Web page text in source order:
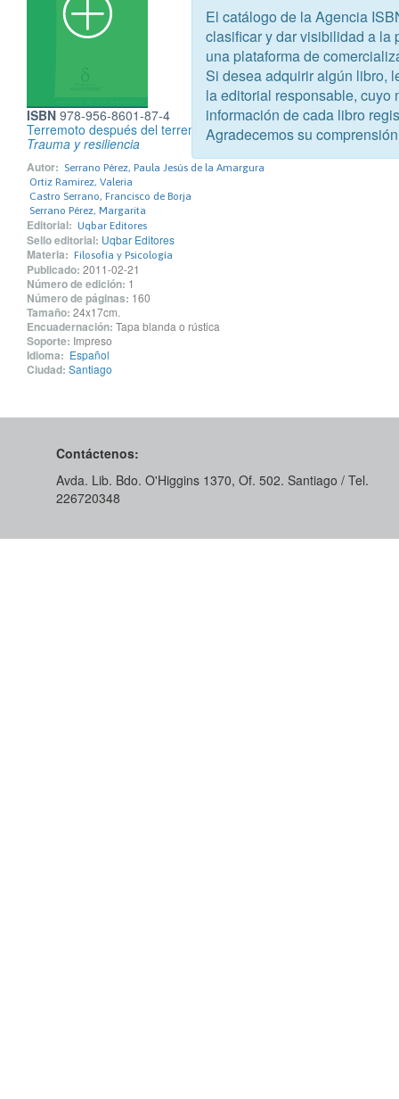
ISBN 978-956-8601-87-4
Terremoto después del terremoto
Trauma y resiliencia
Autor: Serrano Pérez, Paula Jesús de la Amargura
Ortiz Ramirez, Valeria
Castro Serrano, Francisco de Borja
Serrano Pérez, Margarita
Editorial: Uqbar Editores
Sello editorial: Uqbar Editores
Materia: Filosofía y Psicología
Publicado: 2011-02-21
Número de edición: 1
Número de páginas: 160
Tamaño: 24x17cm.
Encuadernación: Tapa blanda o rústica
Soporte: Impreso
Idioma: Español
Ciudad: Santiago
Contáctenos:
Avda. Lib. Bdo. O'Higgins 1370, Of. 502. Santiago / Tel.
226720348
El catálogo de la Agencia
clasificar y dar visibilidad a la
una plataforma de
Si desea adquirir algún libro,
la editorial responsable, cuyo
información de cada libro
Agradecemos su